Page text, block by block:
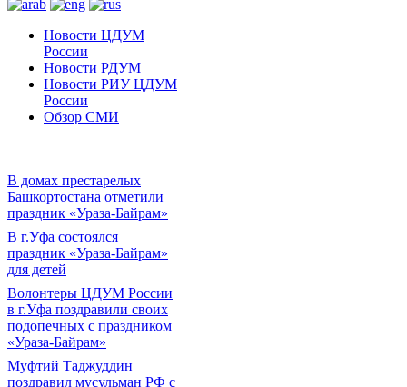
Новости ЦДУМ
России
Новости РДУМ
Новости РИУ ЦДУМ
России
Обзор СМИ
В домах престарелых
Башкортостана отметили
праздник «Ураза-Байрам»
В г.Уфа состоялся
праздник «Ураза-Байрам»
для детей
Волонтеры ЦДУМ России
в г.Уфа поздравили своих
подопечных с праздником
«Ураза-Байрам»
Муфтий Таджуддин
поздравил мусульман РФ с